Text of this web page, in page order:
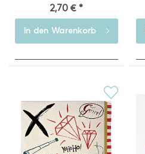
2,70 € *
In den Warenkorb